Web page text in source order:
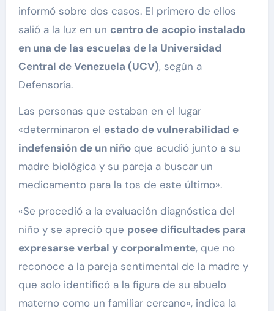
informó sobre dos casos. El primero de ellos
salió a la luz en un centro de acopio instalado
en una de las escuelas de la Universidad
Central de Venezuela (UCV), según a
Defensoría.
Las personas que estaban en el lugar
«determinaron el estado de vulnerabilidad e
indefensión de un niñoque acudió junto a su
madre biológica y su pareja a buscar un
medicamento para la tos de este último».
«Se procedió a la evaluación diagnóstica del
niño y se apreció que posee dificultades para
expresarse verbal y corporalmente, que no
reconoce a la pareja sentimental de la madre y
que solo identificó a la figura de su abuelo
materno como un familiar cercano», indica la